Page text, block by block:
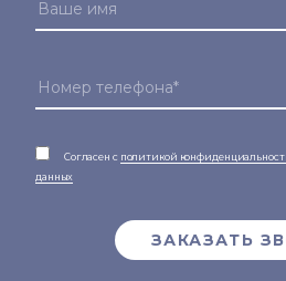
Согласен с политикой
данных
ЗАКАЗАТЬ